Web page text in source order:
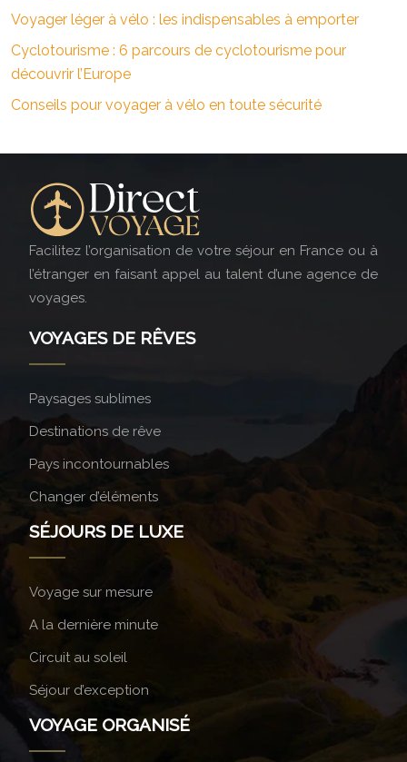
Voyager léger à vélo : les indispensables à emporter
Cyclotourisme : 6 parcours de cyclotourisme pour
découvrir l’Europe
Conseils pour voyager à vélo en toute sécurité
Facilitez l’organisation de votre séjour en France ou à
l’étranger en faisant appel au talent d’une agence de
voyages.
VOYAGES DE RÊVES
Paysages sublimes
Destinations de rêve
Pays incontournables
Changer d’éléments
SÉJOURS DE LUXE
Voyage sur mesure
A la dernière minute
Circuit au soleil
Séjour d’exception
VOYAGE ORGANISÉ